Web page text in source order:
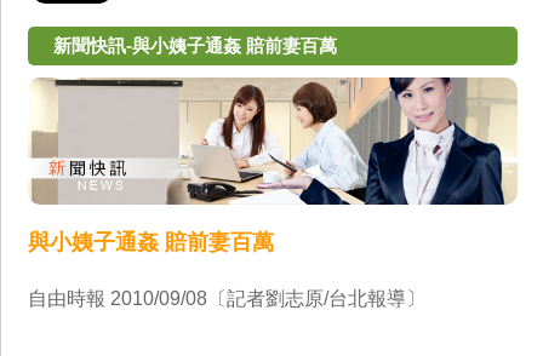
新聞快訊-與小姨子通姦 賠前妻百萬
與小姨子通姦 賠前妻百萬
自由時報 2010/09/08〔記者劉志原/台北報導〕